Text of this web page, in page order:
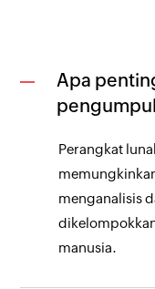
Apa
Perangkat
menganalisis
manusia.